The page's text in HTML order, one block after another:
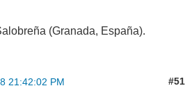
(Granada, España).
21:42:02 PM #51